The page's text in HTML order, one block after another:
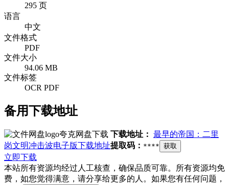
295 页
语言
中文
文件格式
PDF
文件大小
94.06 MB
文件标签
OCR PDF
备用下载地址
夸克网盘下载 下载地址： 最早的帝国：二里
岗文明冲击波电子版下载地址提取码： **** 获取
立即下载
本站所有资源均经过人工核查，确保品质可靠。所有资源均免
费，如您觉得满意，请分享给更多的人。如果您有任何问题，